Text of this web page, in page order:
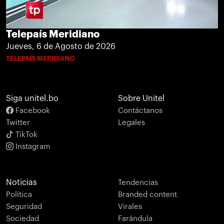
Telepaís Meridiano
Jueves, 6 de Agosto de 2026
TELEPAÍS MERIDIANO
Siga unitel.bo
Facebook
Twitter
TikTok
Instagram
Sobre Unitel
Contáctanos
Legales
Noticias
Política
Seguridad
Sociedad
Tendencias
Branded content
Virales
Farándula